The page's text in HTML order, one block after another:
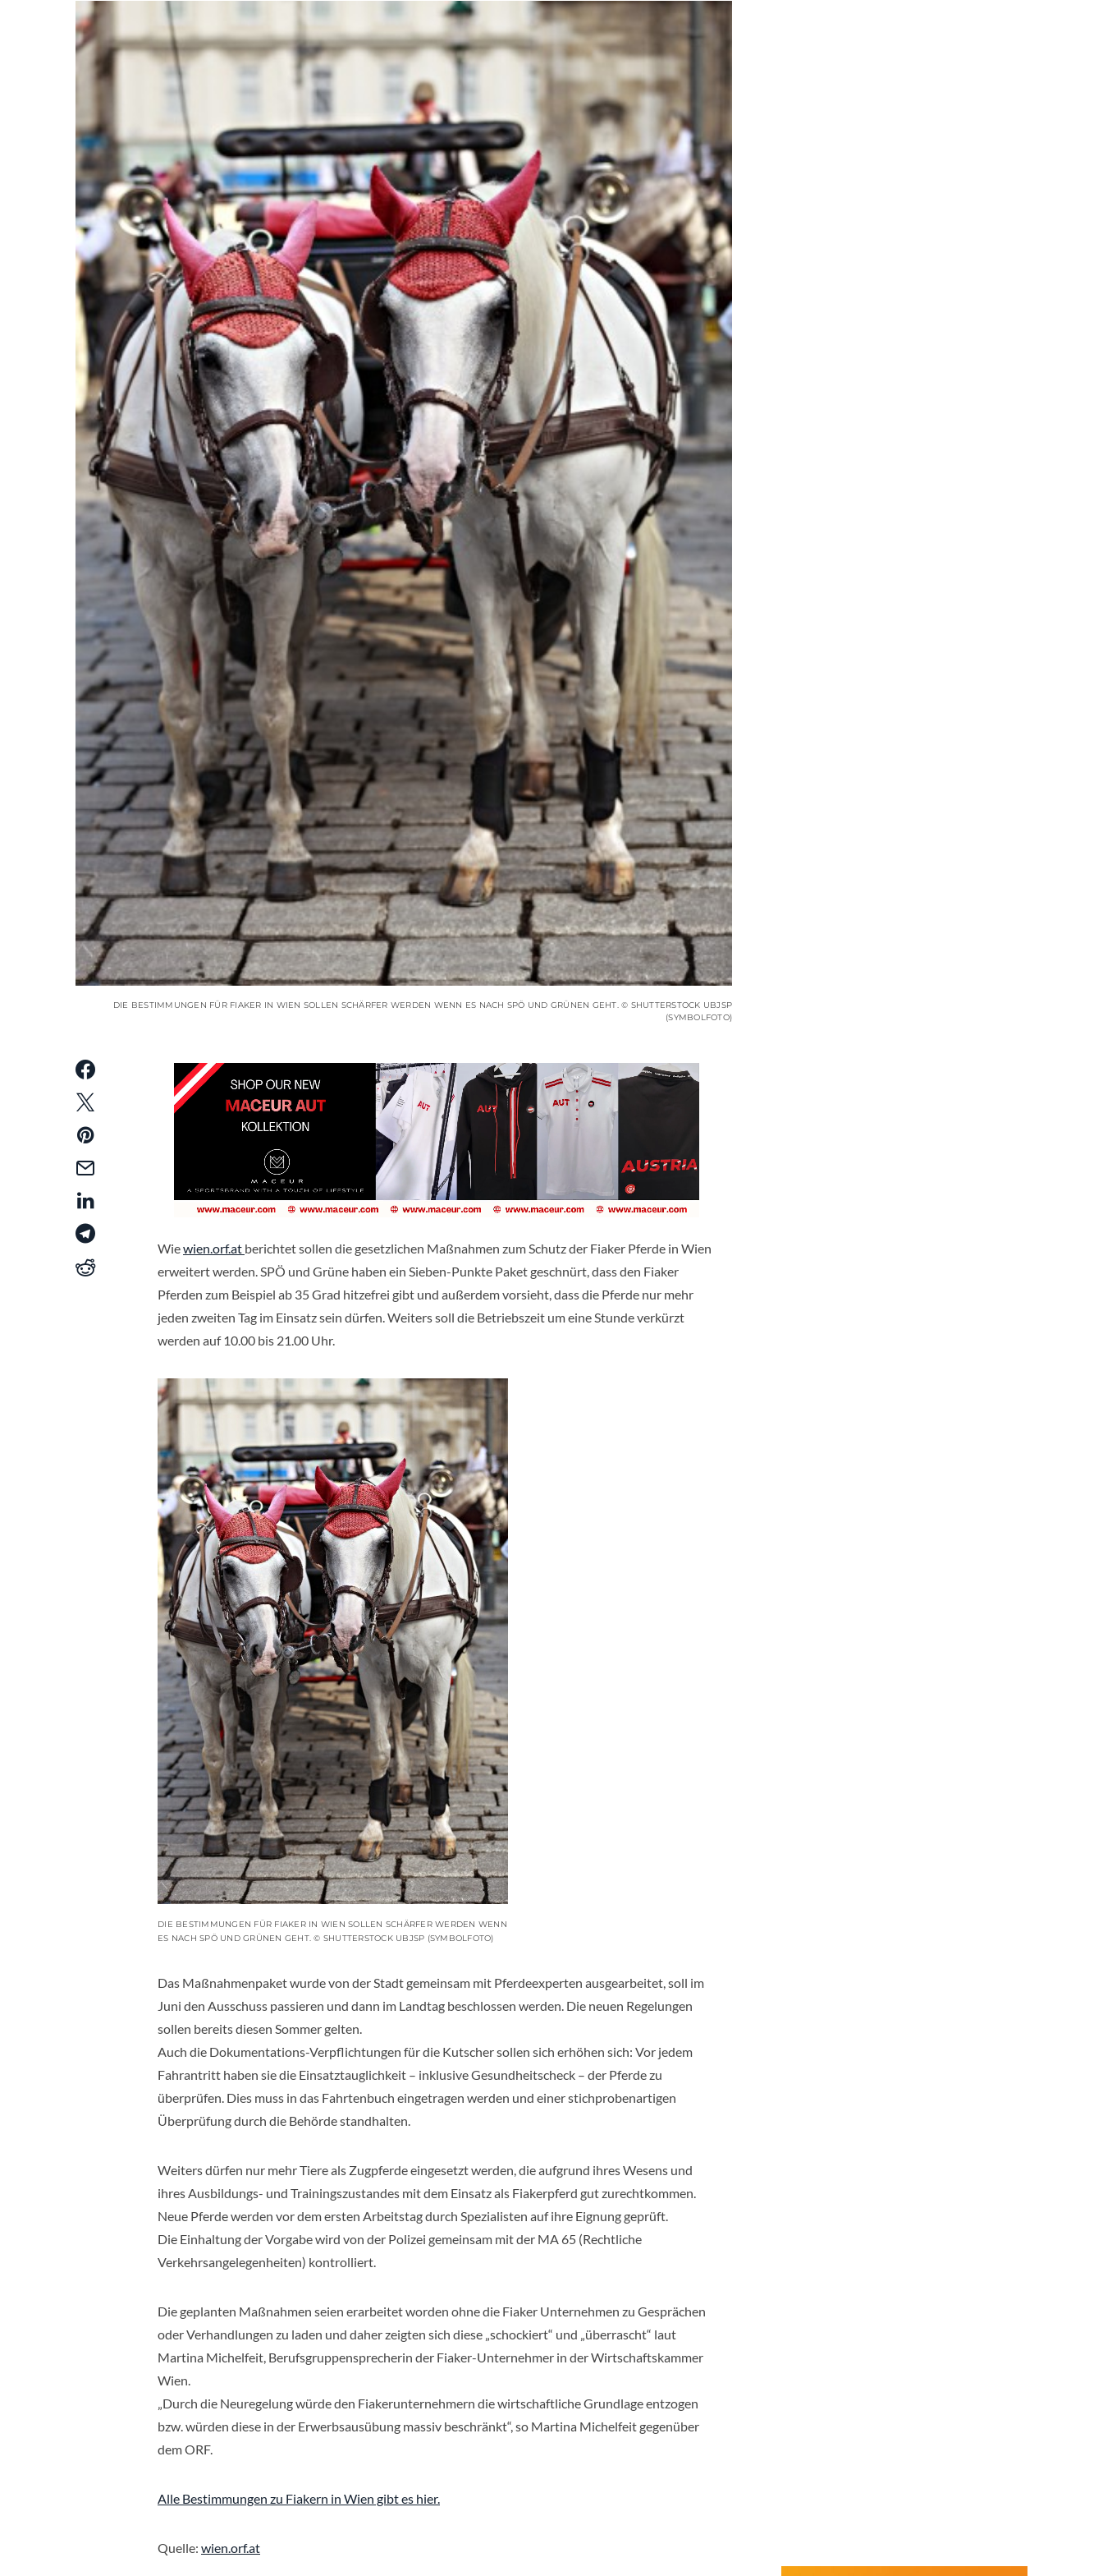
DIE BESTIMMUNGEN FÜR FIAKER IN WIEN SOLLEN SCHÄRFER WERDEN WENN ES NACH SPÖ UND GRÜNEN GEHT. © SHUTTERSTOCK UBJSP
(SYMBOLFOTO)
Wiewien.orf.at berichtet sollen die gesetzlichen Maßnahmen zum Schutz der Fiaker Pferde in Wien
erweitert werden. SPÖ und Grüne haben ein Sieben-Punkte Paket geschnürt, dass den Fiaker
Pferden zum Beispiel ab 35 Grad hitzefrei gibt und außerdem vorsieht, dass die Pferde nur mehr
jeden zweiten Tag im Einsatz sein dürfen. Weiters soll die Betriebszeit um eine Stunde verkürzt
werden auf 10.00 bis 21.00 Uhr.
DIE BESTIMMUNGEN FÜR FIAKER IN WIEN SOLLEN SCHÄRFER WERDEN WENN
ES NACH SPÖ UND GRÜNEN GEHT. © SHUTTERSTOCK UBJSP (SYMBOLFOTO)
Das Maßnahmenpaket wurde von der Stadt gemeinsam mit Pferdeexperten ausgearbeitet, soll im
Juni den Ausschuss passieren und dann im Landtag beschlossen werden. Die neuen Regelungen
sollen bereits diesen Sommer gelten.
Auch die Dokumentations-Verpflichtungen für die Kutscher sollen sich erhöhen sich: Vor jedem
Fahrantritt haben sie die Einsatztauglichkeit – inklusive Gesundheitscheck – der Pferde zu
überprüfen. Dies muss in das Fahrtenbuch eingetragen werden und einer stichprobenartigen
Überprüfung durch die Behörde standhalten.
Weiters dürfen nur mehr Tiere als Zugpferde eingesetzt werden, die aufgrund ihres Wesens und
ihres Ausbildungs- und Trainingszustandes mit dem Einsatz als Fiakerpferd gut zurechtkommen.
Neue Pferde werden vor dem ersten Arbeitstag durch Spezialisten auf ihre Eignung geprüft.
Die Einhaltung der Vorgabe wird von der Polizei gemeinsam mit der MA 65 (Rechtliche
Verkehrsangelegenheiten) kontrolliert.
Die geplanten Maßnahmen seien erarbeitet worden ohne die Fiaker Unternehmen zu Gesprächen
oder Verhandlungen zu laden und daher zeigten sich diese „schockiert“ und „überrascht“ laut
Martina Michelfeit, Berufsgruppensprecherin der Fiaker-Unternehmer in der Wirtschaftskammer
Wien.
„Durch die Neuregelung würde den Fiakerunternehmern die wirtschaftliche Grundlage entzogen
bzw. würden diese in der Erwerbsausübung massiv beschränkt“, so Martina Michelfeit gegenüber
dem ORF.
Alle Bestimmungen zu Fiakern in Wien gibt es hier.
Quelle: wien.orf.at